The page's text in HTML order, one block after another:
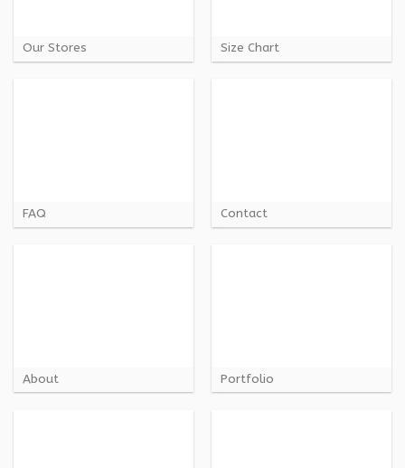
Our Stores Size Chart
FAQ Contact
About Portfolio